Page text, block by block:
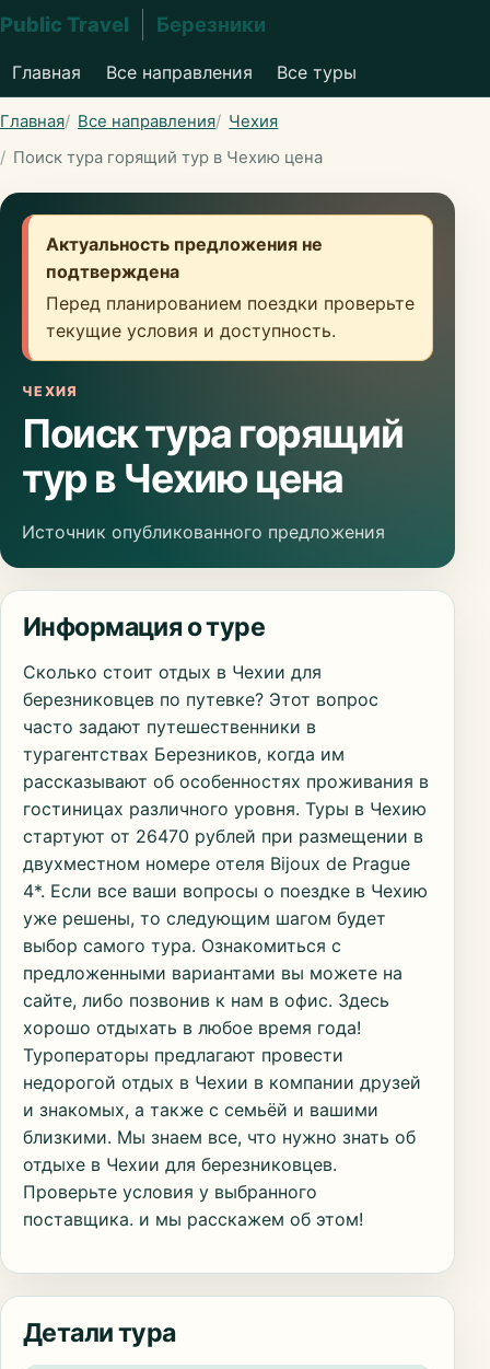
Public Travel Березники
Главная Все направления Все туры
Главная Все направления
Чехия
Поиск тура горящий тур в Чехию цена
Актуальность предложения не
подтверждена
Перед планированием поездки проверьте
текущие условия и доступность.
ЧЕХИЯ
Поиск тура горящий
тур в Чехию цена
Источник опубликованного предложения
Информация о туре
Сколько стоит отдых в Чехии для
березниковцев по путевке? Этот вопрос
часто задают путешественники в
турагентствах Березников, когда им
рассказывают об особенностях проживания в
гостиницах различного уровня. Туры в Чехию
стартуют от 26470 рублей при размещении в
двухместном номере отеля Bijoux de Prague
4*. Если все ваши вопросы о поездке в Чехию
уже решены, то следующим шагом будет
выбор самого тура. Ознакомиться с
предложенными вариантами вы можете на
сайте, либо позвонив к нам в офис. Здесь
хорошо отдыхать в любое время года!
Туроператоры предлагают провести
недорогой отдых в Чехии в компании друзей
и знакомых, а также с семьёй и вашими
близкими. Мы знаем все, что нужно знать об
отдыхе в Чехии для березниковцев.
Проверьте условия у выбранного
поставщика. и мы расскажем об этом!
Детали тура